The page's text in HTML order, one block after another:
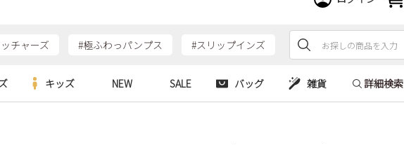
チャーズ #極ふわっパンプス #スリップインズ
キッズ NEW SALE バッグ 雑貨 詳細検索